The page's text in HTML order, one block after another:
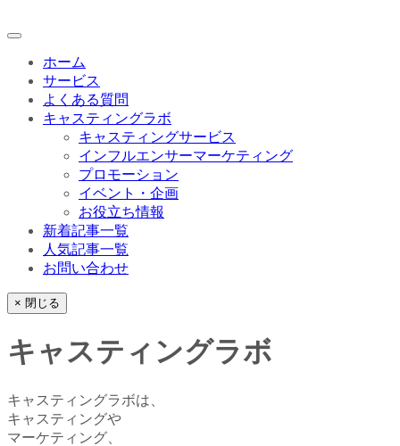
ホーム
サービス
よくある質問
キャスティングラボ
キャスティングサービス
インフルエンサーマーケティング
プロモーション
イベント・企画
お役立ち情報
新着記事一覧
人気記事一覧
お問い合わせ
× 閉じる
キャスティングラボ
キャスティングラボは、
キャスティングや
マーケティング、